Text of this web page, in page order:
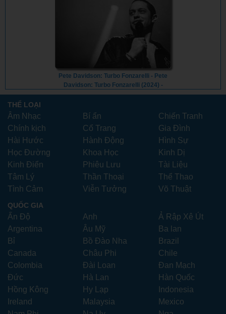
Pete Davidson: Turbo Fonzarelli - Pete
Davidson: Turbo Fonzarelli (2024) -
Vietsub
THỂ LOẠI
Âm Nhạc Bí ẩn
Chiến Tranh
Chính kịch
Cổ Trang
Gia Đình
Hài Hước
Hành Động
Hình Sự
Học Đường
Khoa Học
Kinh Dị
Kinh Điển
Phiêu Lưu
Tài Liệu
Tâm Lý
Thần Thoại
Thể Thao
Tình Cảm
Viễn Tưởng Võ Thuật
QUỐC GIA
Ấn Độ Anh
Ả Rập Xê Út
Argentina
Âu Mỹ
Ba lan
Bỉ
Bồ Đào Nha
Brazil
Canada
Châu Phi
Chile
Colombia
Đài Loan
Đan Mạch
Đức
Hà Lan
Hàn Quốc
Hồng Kông
Hy Lạp
Indonesia
Ireland
Malaysia
Mexico